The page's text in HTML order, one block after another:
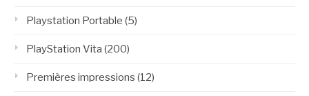
Playstation Portable (5)
PlayStation Vita (200)
Premières impressions (12)